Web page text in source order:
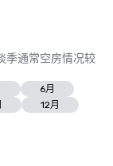
季通常空房情况较
6月
12月